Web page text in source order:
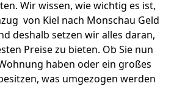
Wir wissen, wie wichtig es ist,
von Kiel nach Monschau Geld
deshalb setzen wir alles daran,
Preise zu bieten. Ob Sie nun
haben oder ein großes
was umgezogen werden